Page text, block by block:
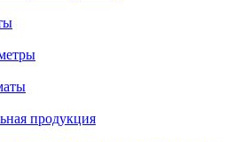
продукция